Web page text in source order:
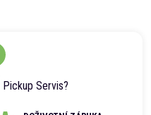
Pickup Servis?